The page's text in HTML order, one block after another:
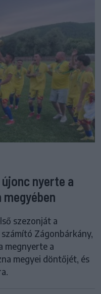
nyerte a
szezonját a
Zágonbárkány,
megnyerte a
megyei döntőjét, és